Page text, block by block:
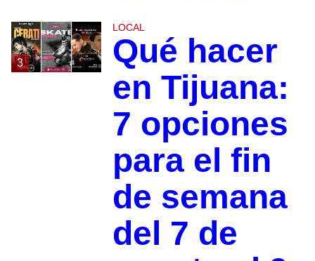
3
LOCAL
Qué hacer
en Tijuana:
7 opciones
para el fin
de semana
del 7 de